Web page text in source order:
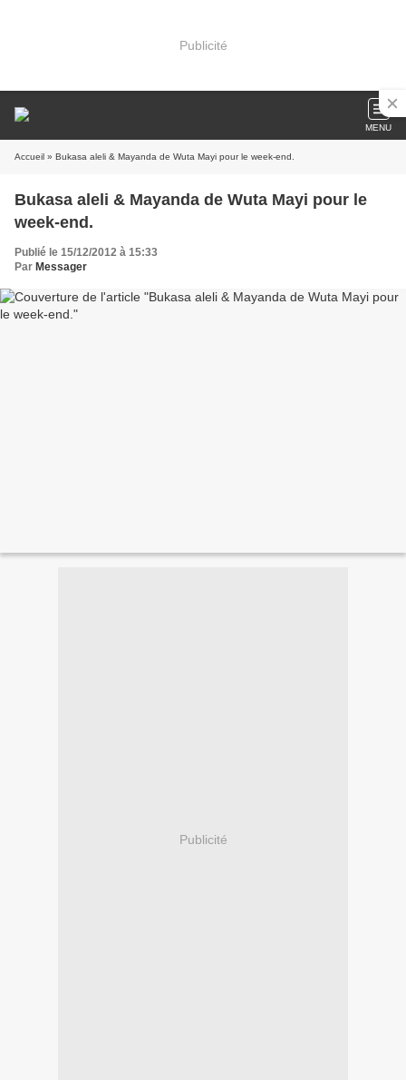
Publicité
MENU
Accueil » Bukasa aleli & Mayanda de Wuta Mayi pour le week-end.
Bukasa aleli & Mayanda de Wuta Mayi pour le
week-end.
Publié le 15/12/2012 à 15:33
Par Messager
Publicité